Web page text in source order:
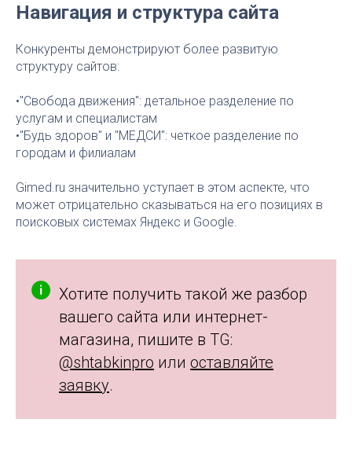
Навигация и структура сайта
Конкуренты демонстрируют более развитую
структуру сайтов:
•"Свобода движения": детальное разделение по
услугам и специалистам
•"Будь здоров" и "МЕДСИ": четкое разделение по
городам и филиалам
Gimed.ru значительно уступает в этом аспекте, что
может отрицательно сказываться на его позициях в
поисковых системах Яндекс и Google.
Хотите получить такой же разбор
вашего сайта или интернет-
магазина, пишите в TG:
@shtabkinpro или оставляйте
заявку.